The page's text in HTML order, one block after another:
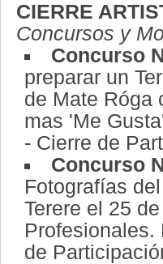
CIERRE
Concursos y
Concurso
preparar un
de Mate Róga
mas 'Me
- Cierre de
Concurso
Fotografías
Terere el 25
Profesionales.
de